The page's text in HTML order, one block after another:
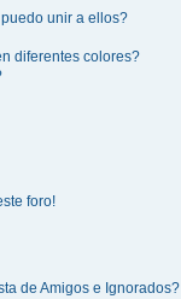
unir a ellos?
diferentes colores?
foro!
de Amigos e Ignorados?